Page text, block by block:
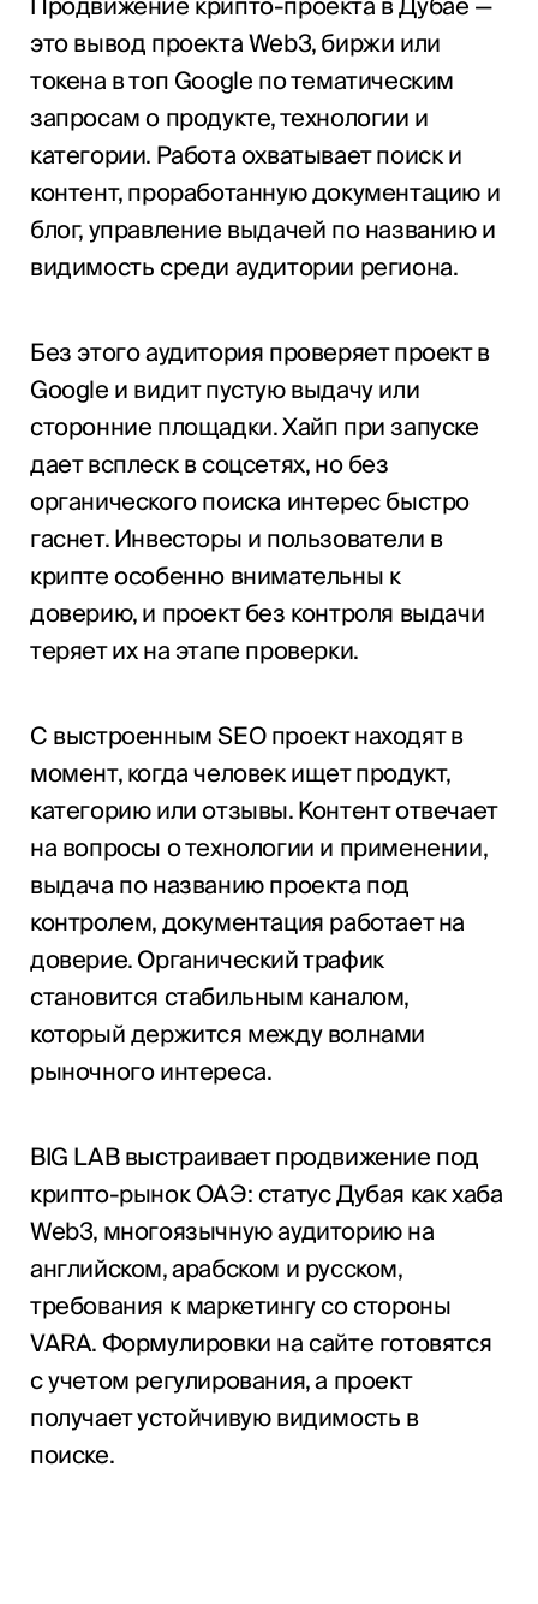
это вывод проекта Web3, биржи или
токена в топ Google по тематическим
запросам о продукте, технологии и
категории. Работа охватывает поиск и
контент, проработанную документацию и
блог, управление выдачей по названию и
видимость среди аудитории региона.
Без этого аудитория проверяет проект в
Google и видит пустую выдачу или
сторонние площадки. Хайп при запуске
дает всплеск в соцсетях, но без
органического поиска интерес быстро
гаснет. Инвесторы и пользователи в
крипте особенно внимательны к
доверию, и проект без контроля выдачи
теряет их на этапе проверки.
С выстроенным SEO проект находят в
момент, когда человек ищет продукт,
категорию или отзывы. Контент отвечает
на вопросы о технологии и применении,
выдача по названию проекта под
контролем, документация работает на
доверие. Органический трафик
становится стабильным каналом,
который держится между волнами
рыночного интереса.
BIG LAB выстраивает продвижение под
крипто-рынок ОАЭ: статус Дубая как хаба
Web3, многоязычную аудиторию на
английском, арабском и русском,
требования к маркетингу со стороны
VARA. Формулировки на сайте готовятся
с учетом регулирования, а проект
получает устойчивую видимость в
поиске.